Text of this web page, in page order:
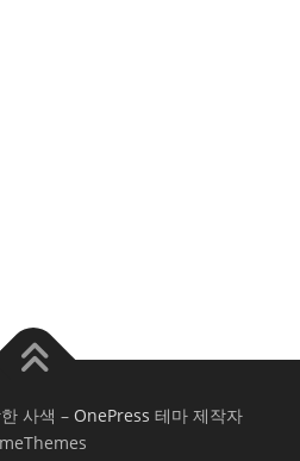
사색 – OnePress 테마 제작자